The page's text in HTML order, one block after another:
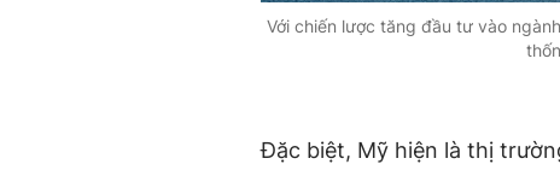
Với chiến lược tăng đầu tư vào
Đặc biệt, Mỹ hiện là thị